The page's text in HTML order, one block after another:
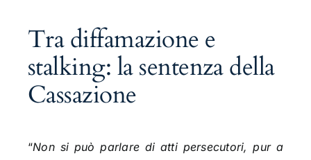
Tra diffamazione e
stalking: la sentenza della
Cassazione
“Non si può parlare di atti persecutori, pur a